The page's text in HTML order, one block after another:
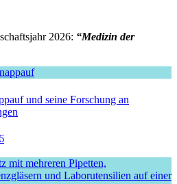
2026: “Medizin der
und seine Forschung an